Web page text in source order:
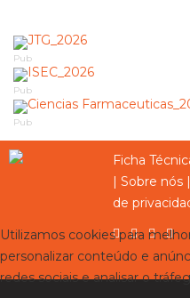
Pub
Pub
Pub
Ficha
| Sobre nós |
de
Utilizamos cookies para
personalizar conteúdo e
redes sociais e analisar o